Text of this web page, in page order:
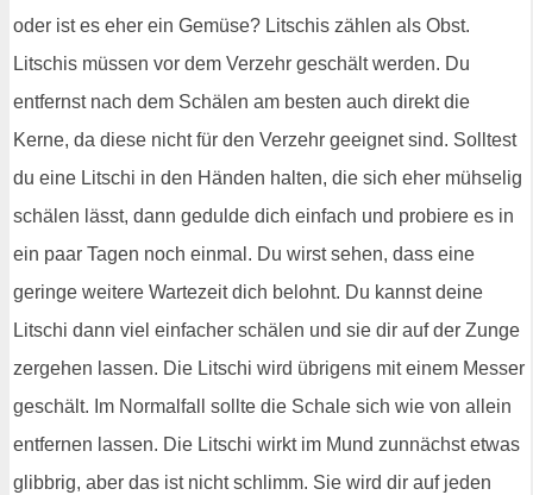
oder ist es eher ein Gemüse? Litschis zählen als Obst.
Litschis müssen vor dem Verzehr geschält werden. Du
entfernst nach dem Schälen am besten auch direkt die
Kerne, da diese nicht für den Verzehr geeignet sind. Solltest
du eine Litschi in den Händen halten, die sich eher mühselig
schälen lässt, dann gedulde dich einfach und probiere es in
ein paar Tagen noch einmal. Du wirst sehen, dass eine
geringe weitere Wartezeit dich belohnt. Du kannst deine
Litschi dann viel einfacher schälen und sie dir auf der Zunge
zergehen lassen. Die Litschi wird übrigens mit einem Messer
geschält. Im Normalfall sollte die Schale sich wie von allein
entfernen lassen. Die Litschi wirkt im Mund zunnächst etwas
glibbrig, aber das ist nicht schlimm. Sie wird dir auf jeden